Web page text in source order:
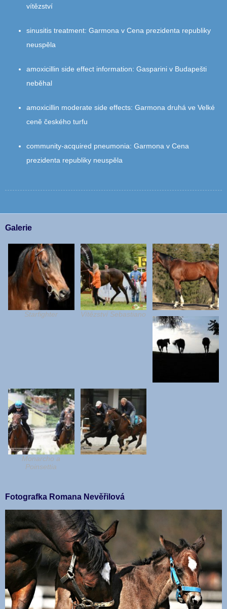
vítězství
sinusitis treatment: Garmona v Cena prezidenta republiky
neuspěla
amoxicillin side effect information: Gasparini v Budapešti
neběhal
amoxicillin moderate side effects: Garmona druhá ve Velké
ceně českého turfu
community‑acquired pneumonia: Garmona v Cena
prezidenta republiky neuspěla
Galerie
Starfighter Vítězství Sebastiano
Monarcho a
Poinsettia
Fotografka Romana Nevěřilová